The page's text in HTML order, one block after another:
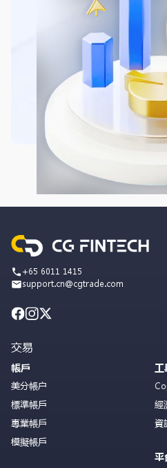
+65 6011 1415
support.cn@cgtrade.com
交易
帳戶
美分帳户
標準帳戶
專業帳戶
模擬帳戶
工
經
資
平